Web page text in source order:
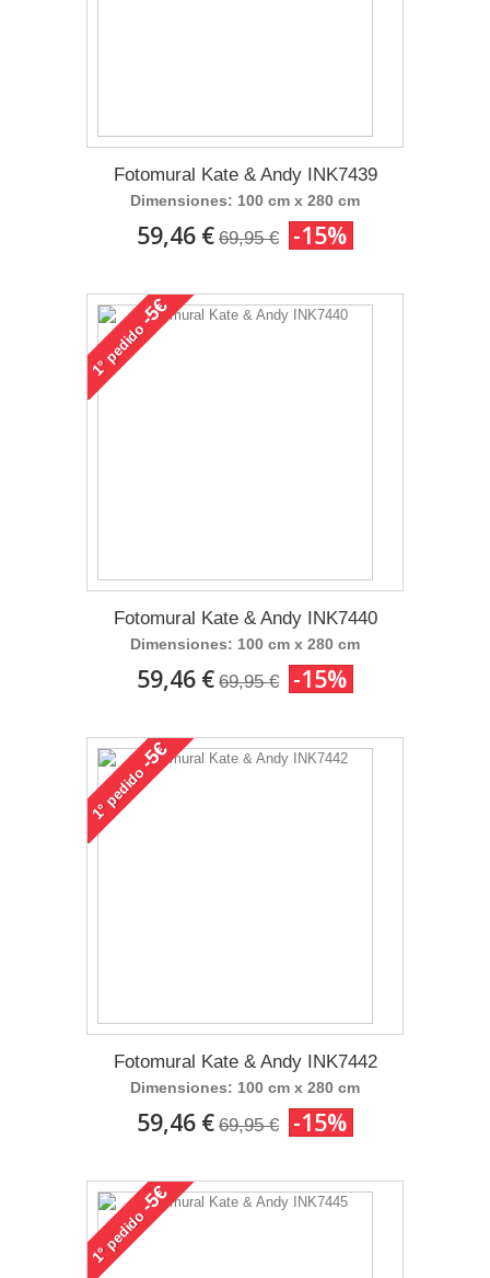
Fotomural Kate & Andy INK7439
Dimensiones: 100 cm x 280 cm
59,46 € 69,95 € -15%
1°
pedido
-5€
Fotomural Kate & Andy INK7440
Dimensiones: 100 cm x 280 cm
59,46 € 69,95 € -15%
1°
pedido
-5€
Fotomural Kate & Andy INK7442
Dimensiones: 100 cm x 280 cm
59,46 € 69,95 € -15%
1°
pedido
-5€